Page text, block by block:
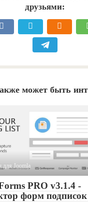
друзьями:
может быть
для Joomla
PRO v3.1.4 -
форм